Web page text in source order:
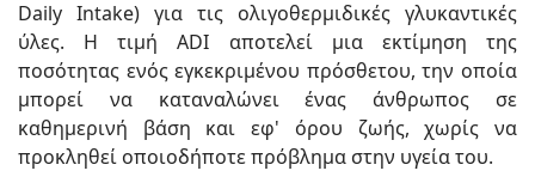
Daily Intake) για τις ολιγοθερμιδικές γλυκαντικές
ύλες. Η τιμή ADI απο­τελεί μια εκτίμηση της
ποσότητας ενός εγκεκριμέ­νου πρόσθετου, την οποία
μπορεί να καταναλώνει ένας άνθρωπος σε
καθημερινή βάση και εφ' όρου ζωής, χωρίς να
προκληθεί οποιοδήποτε πρόβλημα στην υγεία του.